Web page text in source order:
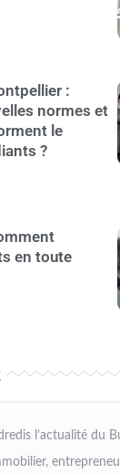
:
normes et
le
?
en toute
l’actualité du